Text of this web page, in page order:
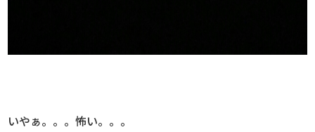
いやぁ。。。怖い。。。